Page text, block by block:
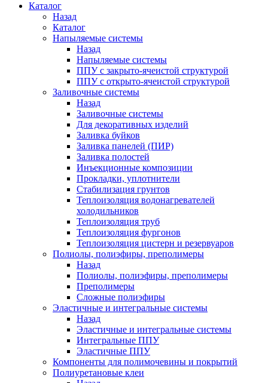
Каталог
Назад
Каталог
Напыляемые системы
Назад
Напыляемые системы
ППУ с закрыто-ячеистой структурой
ППУ с открыто-ячеистой структурой
Заливочные системы
Назад
Заливочные системы
Для декоративных изделий
Заливка буйков
Заливка панелей (ПИР)
Заливка полостей
Инъекционные композиции
Прокладки, уплотнители
Стабилизация грунтов
Теплоизоляция водонагревателей
холодильников
Теплоизоляция труб
Теплоизоляция фургонов
Теплоизоляция цистерн и резервуаров
Полиолы, полиэфиры, преполимеры
Назад
Полиолы, полиэфиры, преполимеры
Преполимеры
Сложные полиэфиры
Эластичные и интегральные системы
Назад
Эластичные и интегральные системы
Интегральные ППУ
Эластичные ППУ
Компоненты для полимочевины и покрытий
Полиуретановые клеи